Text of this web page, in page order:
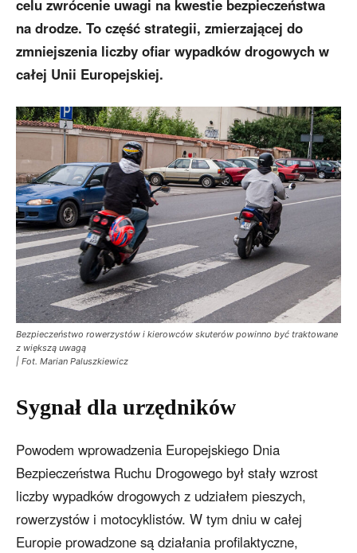
celu zwrócenie uwagi na kwestie bezpieczeństwa
na drodze. To część strategii, zmierzającej do
zmniejszenia liczby ofiar wypadków drogowych w
całej Unii Europejskiej.
Bezpieczeństwo rowerzystów i kierowców skuterów powinno być traktowane
z większą uwagą
| Fot. Marian Paluszkiewicz
Sygnał dla urzędników
Powodem wprowadzenia Europejskiego Dnia
Bezpieczeństwa Ruchu Drogowego był stały wzrost
liczby wypadków drogowych z udziałem pieszych,
rowerzystów i motocyklistów. W tym dniu w całej
Europie prowadzone są działania profilaktyczne,